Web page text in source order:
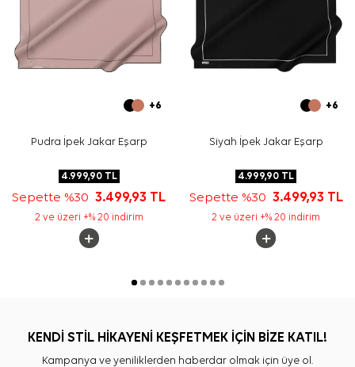
+6
Pudra İpek Jakar Eşarp
4.999,90TL
Sepette %303.499,93 TL
2 ve üzeri +% 20 indirim
+6
Siyah İpek Jakar Eşarp
4.999,90 TL
Sepette %30 3.499,93 TL
2 ve üzeri +% 20 indirim
KENDİ STİL HİKAYENİ KEŞFETMEK İÇİN BİZE KATIL!
Kampanya ve yeniliklerden haberdar olmak için üye ol.